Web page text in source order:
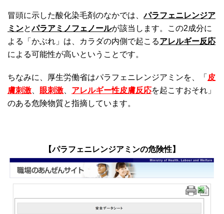
冒頭に示した酸化染毛剤のなかでは、パラフェニレンジア
ミンとパラアミノフェノールが該当します。この2成分に
よる「かぶれ」は、カラダの内側で起こるアレルギー反応
による可能性が高いということです。
ちなみに、厚生労働省はパラフェニレンジアミンを、「 皮
膚刺激
眼刺激 アレルギー性皮膚反応を起こすおそれ」
のある危険物質と指摘しています。
【パラフェニレンジアミンの危険性】